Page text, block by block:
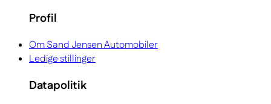
Profil
Om Sand Jensen Automobiler
Ledige stillinger
Datapolitik